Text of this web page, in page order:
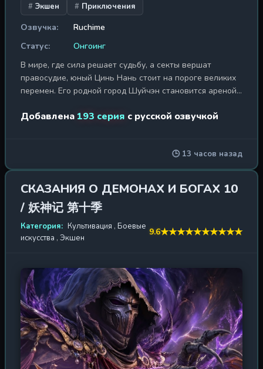
Экшен
Приключения
Озвучка:
Ruchime
Статус:
Онгоинг
В мире, где сила решает судьбу, а секты вершат
правосудие, юный Цинь Нань стоит на пороге великих
перемен. Его родной город Шуйчэн становится ареной
лишь лучшие из лучших удостоятся чести быть
очередной претендент. Он — обладатель
таинственного Боевого Духа, пробуждённого
благодаря упорным тренировкам и удачному стечению
обстоятельств. Этот дар, дарованный самими небесами,
делает его уникальным среди сверстников. Однако
главное испытание только начинается. Путь в секту
оказывается усеян терниями: интриги, предательство и
прекрасной посланницы Сяо Цинсюэ, которая
становится его покровительницей, Цинь Нань не
только завоёвывает место в элите, но и навлекает на
себя гнев Оуян Цзюня — наследника главы секты, чьи
амбиции простираются дальше простой вражды.
Теперь каждое состязание — битва не на жизнь, а на
смерть. Единоборства, турниры, таинственные
испытания в башнях и древних руинах — всё это лишь
Добавлена 193 серия с русской озвучкой
🕒 13 часов назад
СКАЗАНИЯ О ДЕМОНАХ И БОГАХ 10
/ 妖神记 第十季
Категория: Культивация , Боевые
искусства , Экшен
9.6★★★★★★★★★★